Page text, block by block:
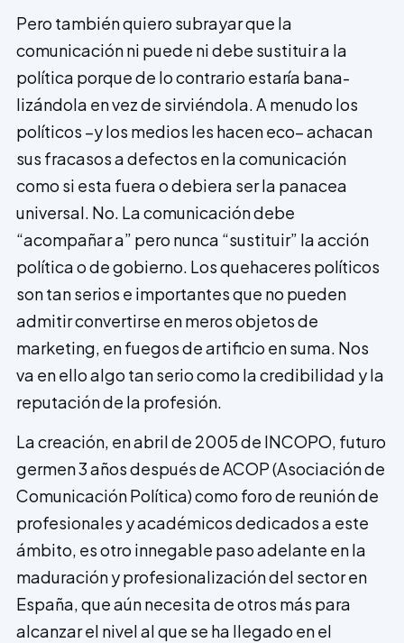
Pero también quiero subrayar que la
comunicación ni puede ni debe sustituir a la
política porque de lo contrario estaría bana­
lizándola en vez de sirviéndola. A menudo los
políticos –y los medios les hacen eco– achacan
sus fracasos a defectos en la comunicación
como si esta fuera o debiera ser la panacea
universal. No. La comunicación debe
“acompañar a” pero nunca “sustituir” la ac­ción
política o de gobierno. Los queha­ceres políticos
son tan serios e importantes que no pueden
admitir convertirse en meros objetos de
marketing, en fuegos de artificio en suma. Nos
va en ello algo tan serio como la credibilidad y la
reputación de la profesión.
La creación, en abril de 2005 de INCOPO, futuro
germen 3 años después de ACOP (Asociación de
Comunicación Política) como foro de reunión de
profesionales y académicos dedicados a este
ámbito, es otro innegable paso ade­lante en la
maduración y profesiona­lización del sector en
España, que aún necesita de otros más para
alcanzar el nivel al que se ha llegado en el